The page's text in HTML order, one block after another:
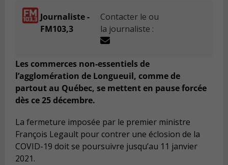
Journaliste -
FM103,3
Contacter le ou
la journaliste :
Les commerces non-essentiels de
l’agglomération de Longueuil, comme de
partout au Québec, se mettent en pause forcée
dès ce 25 décembre.
La fermeture imposée par le premier ministre
François Legault pour contrer une éclosion de la
COVID-19 doit se poursuivre jusqu’au 11 janvier
2021.